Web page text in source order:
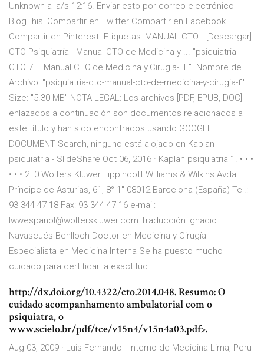
Unknown a la/s 12:16. Enviar esto por correo electrónico
BlogThis! Compartir en Twitter Compartir en Facebook
Compartir en Pinterest. Etiquetas: MANUAL CTO… [Descargar]
CTO Psiquiatría - Manual CTO de Medicina y ... "psiquiatria
CTO 7 – Manual.CTO.de.Medicina.y.Cirugia-FL". Nombre de
Archivo: "psiquiatria-cto-manual-cto-de-medicina-y-cirugia-fl"
Size: "5.30 MB" NOTA LEGAL: Los archivos [PDF, EPUB, DOC]
enlazados a continuación son documentos relacionados a
este título y han sido encontrados usando GOOGLE
DOCUMENT Search, ninguno está alojado en Kaplan
psiquiatria - SlideShare Oct 06, 2016 · Kaplan psiquiatria 1. • • •
• • • 2. 0.Wolters Kluwer Lippincott Williams & Wilkins Avda.
Príncipe de Asturias, 61, 8° 1" 08012 Barcelona (España) Tel.:
93 344 47 18 Fax: 93 344 47 16 e-mail:
lwwespanol@wolterskluwer.com Traducción Ignacio
Navascués Benlloch Doctor en Medicina y Cirugía
Especialista en Medicina Interna Se ha puesto mucho
cuidado para certificar la exactitud
http://dx.doi.org/10.4322/cto.2014.048. Resumo: O
cuidado acompanhamento ambulatorial com o
psiquiatra, o
www.scielo.br/pdf/tce/v15n4/v15n4a03.pdf>.
Aug 03, 2009 · Luis Fernando - Interno de Medicina Lima, Peru